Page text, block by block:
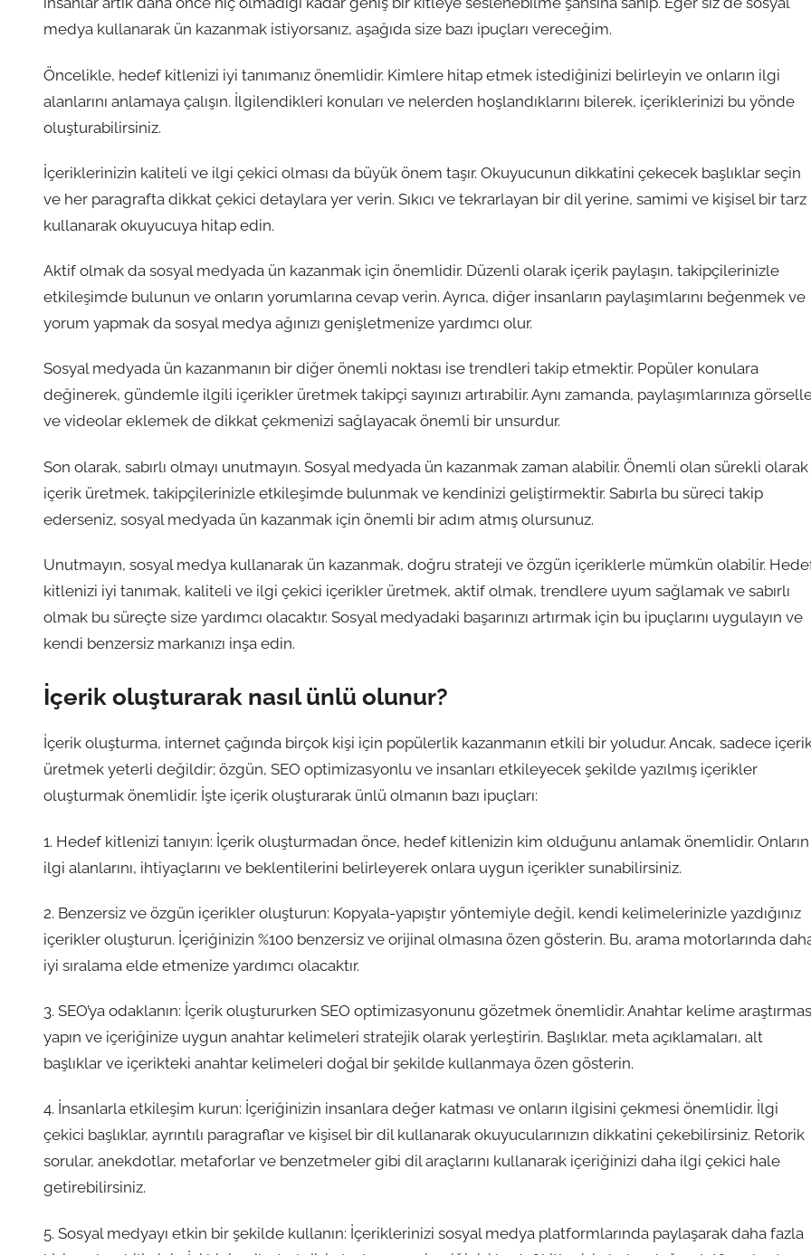
medya kullanarak ün kazanmak istiyorsanız, aşağıda size bazı ipuçları vereceğim.
Öncelikle, hedef kitlenizi iyi tanımanız önemlidir. Kimlere hitap etmek istediğinizi belirleyin ve onların ilgi
alanlarını anlamaya çalışın. İlgilendikleri konuları ve nelerden hoşlandıklarını bilerek, içeriklerinizi bu yönde
oluşturabilirsiniz.
İçeriklerinizin kaliteli ve ilgi çekici olması da büyük önem taşır. Okuyucunun dikkatini çekecek başlıklar seçin
ve her paragrafta dikkat çekici detaylara yer verin. Sıkıcı ve tekrarlayan bir dil yerine, samimi ve kişisel bir tarz
kullanarak okuyucuya hitap edin.
Aktif olmak da sosyal medyada ün kazanmak için önemlidir. Düzenli olarak içerik paylaşın, takipçilerinizle
etkileşimde bulunun ve onların yorumlarına cevap verin. Ayrıca, diğer insanların paylaşımlarını beğenmek ve
yorum yapmak da sosyal medya ağınızı genişletmenize yardımcı olur.
Sosyal medyada ün kazanmanın bir diğer önemli noktası ise trendleri takip etmektir. Popüler konulara
değinerek, gündemle ilgili içerikler üretmek takipçi sayınızı artırabilir. Aynı zamanda, paylaşımlarınıza
ve videolar eklemek de dikkat çekmenizi sağlayacak önemli bir unsurdur.
Son olarak, sabırlı olmayı unutmayın. Sosyal medyada ün kazanmak zaman alabilir. Önemli olan sürekli olarak
içerik üretmek, takipçilerinizle etkileşimde bulunmak ve kendinizi geliştirmektir. Sabırla bu süreci takip
ederseniz, sosyal medyada ün kazanmak için önemli bir adım atmış olursunuz.
Unutmayın, sosyal medya kullanarak ün kazanmak, doğru strateji ve özgün içeriklerle mümkün olabilir.
kitlenizi iyi tanımak, kaliteli ve ilgi çekici içerikler üretmek, aktif olmak, trendlere uyum sağlamak ve sabırlı
olmak bu süreçte size yardımcı olacaktır. Sosyal medyadaki başarınızı artırmak için bu ipuçlarını uygulayın ve
kendi benzersiz markanızı inşa edin.
İçerik oluşturarak nasıl ünlü olunur?
İçerik oluşturma, internet çağında birçok kişi için popülerlik kazanmanın etkili bir yoludur. Ancak, sadece
üretmek yeterli değildir; özgün, SEO optimizasyonlu ve insanları etkileyecek şekilde yazılmış içerikler
oluşturmak önemlidir. İşte içerik oluşturarak ünlü olmanın bazı ipuçları:
1. Hedef kitlenizi tanıyın: İçerik oluşturmadan önce, hedef kitlenizin kim olduğunu anlamak önemlidir. Onların
ilgi alanlarını, ihtiyaçlarını ve beklentilerini belirleyerek onlara uygun içerikler sunabilirsiniz.
2. Benzersiz ve özgün içerikler oluşturun: Kopyala-yapıştır yöntemiyle değil, kendi kelimelerinizle yazdığınız
içerikler oluşturun. İçeriğinizin %100 benzersiz ve orijinal olmasına özen gösterin. Bu, arama motorlarında
iyi sıralama elde etmenize yardımcı olacaktır.
3. SEO’ya odaklanın: İçerik oluştururken SEO optimizasyonunu gözetmek önemlidir. Anahtar kelime
yapın ve içeriğinize uygun anahtar kelimeleri stratejik olarak yerleştirin. Başlıklar, meta açıklamaları, alt
başlıklar ve içerikteki anahtar kelimeleri doğal bir şekilde kullanmaya özen gösterin.
4. İnsanlarla etkileşim kurun: İçeriğinizin insanlara değer katması ve onların ilgisini çekmesi önemlidir. İlgi
çekici başlıklar, ayrıntılı paragraflar ve kişisel bir dil kullanarak okuyucularınızın dikkatini çekebilirsiniz. Retorik
sorular, anekdotlar, metaforlar ve benzetmeler gibi dil araçlarını kullanarak içeriğinizi daha ilgi çekici hale
getirebilirsiniz.
5. Sosyal medyayı etkin bir şekilde kullanın: İçeriklerinizi sosyal medya platformlarında paylaşarak daha fazla